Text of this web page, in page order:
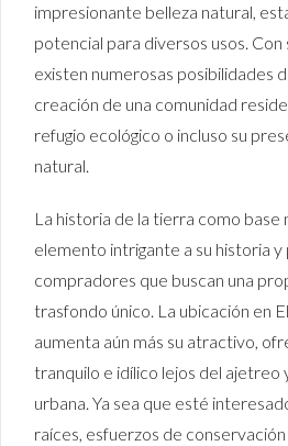
impresionante belleza natural,
potencial para diversos usos. Con
existen numerosas posibilidades
creación de una comunidad
refugio ecológico o incluso su
natural.
La historia de la tierra como base
elemento intrigante a su historia
compradores que buscan una
trasfondo único. La ubicación en
aumenta aún más su atractivo,
tranquilo e idílico lejos del ajetreo
urbana. Ya sea que esté
raíces, esfuerzos de